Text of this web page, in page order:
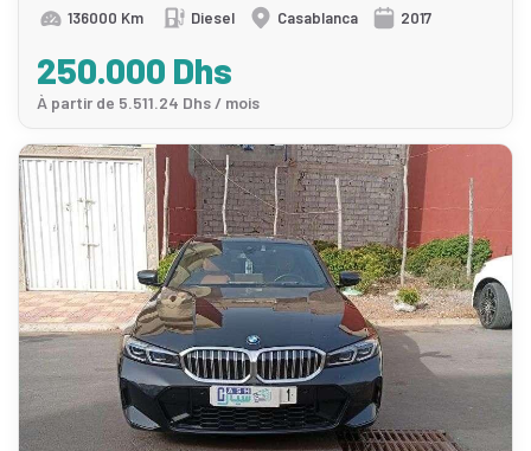
136000 Km Diesel Casablanca 2017
250.000 Dhs
À partir de 5.511.24 Dhs / mois